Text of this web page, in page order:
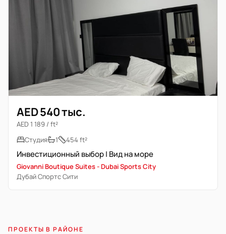
AED 540 тыс.
AED 1 189 / ft²
Студия
1 454 ft²
Инвестиционный выбор | Вид на море
Giovanni Boutique Suites - Dubai Sports City
Дубай Спортс Сити
ПРОЕКТЫ В РАЙОНЕ